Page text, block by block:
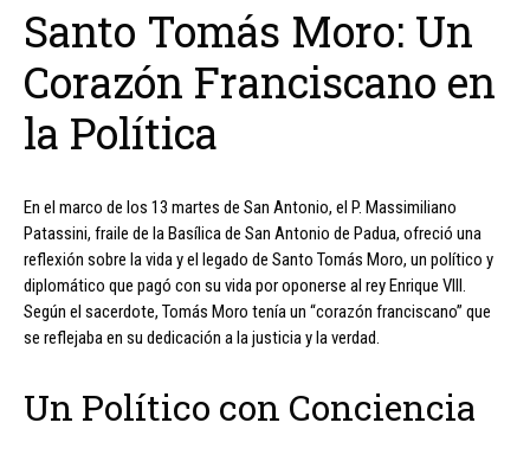
Santo Tomás Moro: Un
Corazón Franciscano en
la Política
En el marco de los 13 martes de San Antonio, el P. Massimiliano
Patassini, fraile de la Basílica de San Antonio de Padua, ofreció una
reflexión sobre la vida y el legado de Santo Tomás Moro, un político y
diplomático que pagó con su vida por oponerse al rey Enrique VIII.
Según el sacerdote, Tomás Moro tenía un “corazón franciscano” que
se reflejaba en su dedicación a la justicia y la verdad.
Un Político con Conciencia